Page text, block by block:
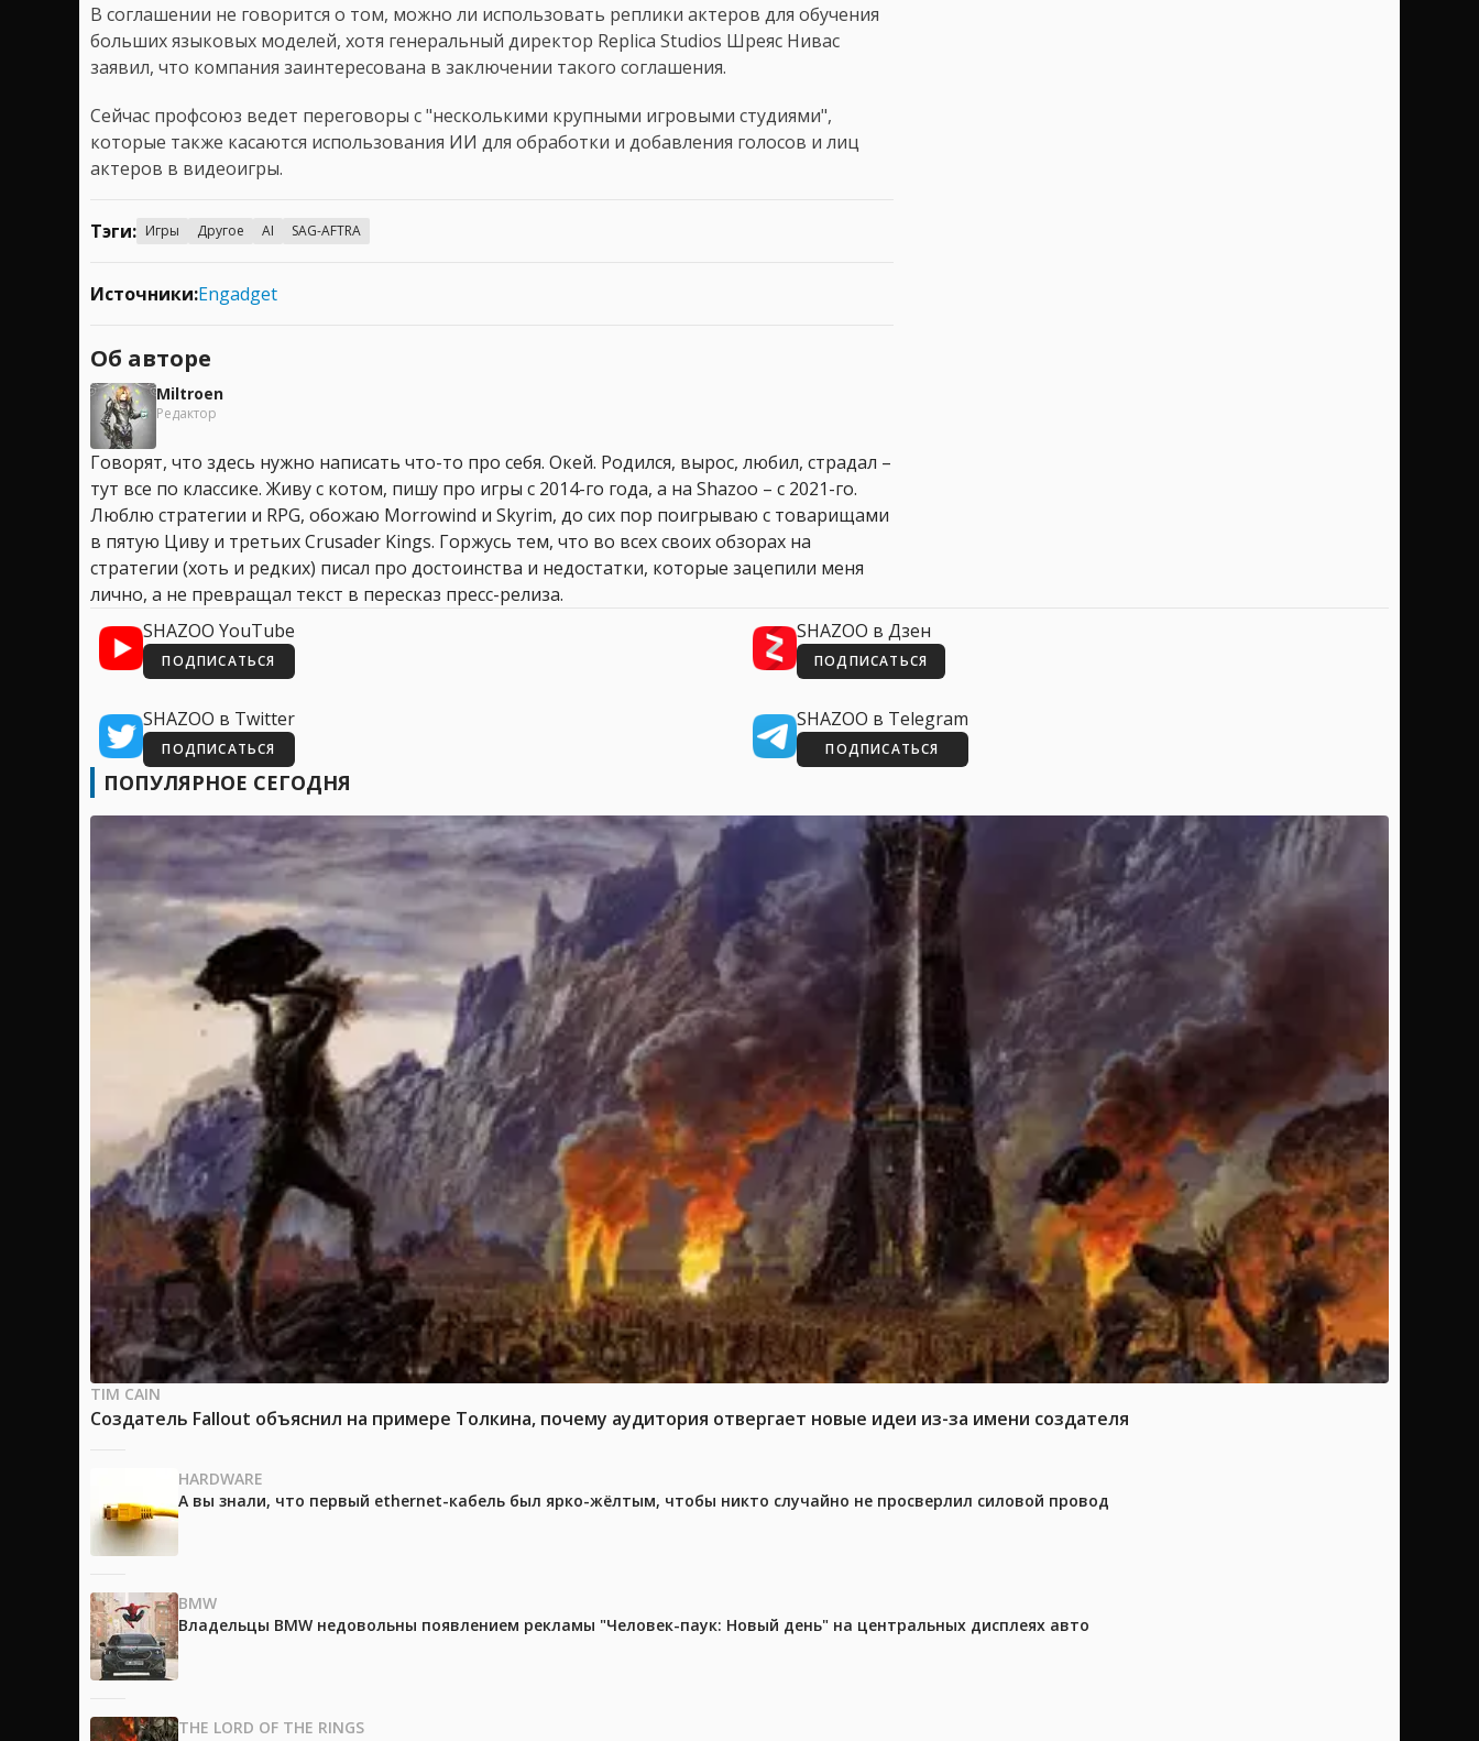
В соглашении не говорится о том, можно ли использовать реплики актеров для обучения
больших языковых моделей, хотя генеральный директор Replica Studios Шреяс Нивас
заявил, что компания заинтересована в заключении такого соглашения.
Сейчас профсоюз ведет переговоры с "несколькими крупными игровыми студиями",
которые также касаются использования ИИ для обработки и добавления голосов и лиц
актеров в видеоигры.
Тэги: Игры Другое AI SAG-AFTRA
Источники:Engadget
Об авторе
Miltroen
Редактор
Говорят, что здесь нужно написать что-то про себя. Окей. Родился, вырос, любил, страдал –
тут все по классике. Живу с котом, пишу про игры с 2014-го года, а на Shazoo – с 2021-го.
Люблю стратегии и RPG, обожаю Morrowind и Skyrim, до сих пор поигрываю с товарищами
в пятую Циву и третьих Crusader Kings. Горжусь тем, что во всех своих обзорах на
стратегии (хоть и редких) писал про достоинства и недостатки, которые зацепили меня
лично, а не превращал текст в пересказ пресс-релиза.
SHAZOO YouTube
ПОДПИСАТЬСЯ
SHAZOO в Дзен
ПОДПИСАТЬСЯ
SHAZOO в Twitter
ПОДПИСАТЬСЯ
SHAZOO в Telegram
ПОДПИСАТЬСЯ
ПОПУЛЯРНОЕ СЕГОДНЯ
TIM CAIN
Создатель Fallout объяснил на примере Толкина, почему аудитория отвергает новые идеи из-за имени создателя
HARDWARE
А вы знали, что первый ethernet-кабель был ярко-жёлтым, чтобы никто случайно не просверлил силовой провод
BMW
Владельцы BMW недовольны появлением рекламы "Человек-паук: Новый день" на центральных дисплеях авто
THE LORD OF THE RINGS